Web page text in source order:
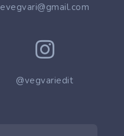
evegvari@gmail.com

@vegvariedit